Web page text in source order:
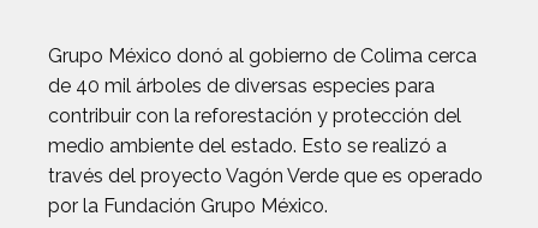
Grupo México donó al gobierno de Colima cerca
de 40 mil árboles de diversas especies para
contribuir con la reforestación y protección del
medio ambiente del estado. Esto se realizó a
través del proyecto Vagón Verde que es operado
por la Fundación Grupo México.